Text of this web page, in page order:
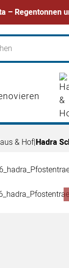
– Regentonnen
& Hof|Hadra